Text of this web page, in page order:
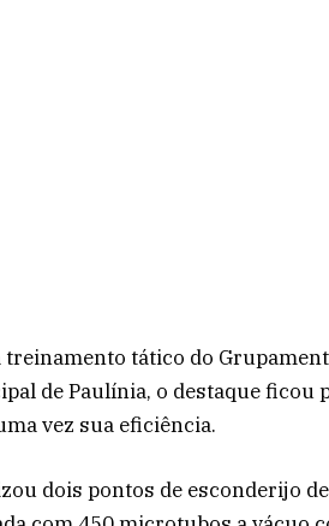
tático do
de Paulínia, o destaque ficou
vez sua eficiência.
dois pontos de esconderijo